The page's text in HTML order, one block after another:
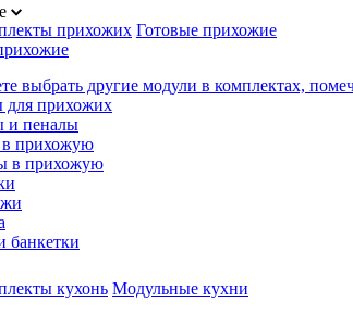
прихожих Готовые прихожие
выбрать другие модули в комплектах,
для прихожих
пеналы
прихожую
в прихожую
кухонь Модульные кухни